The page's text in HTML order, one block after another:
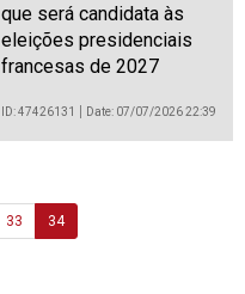
que será candidata às
eleições presidenciais
francesas de 2027
ID: 47426131 Date: 07/07/2026 22:39
33 34